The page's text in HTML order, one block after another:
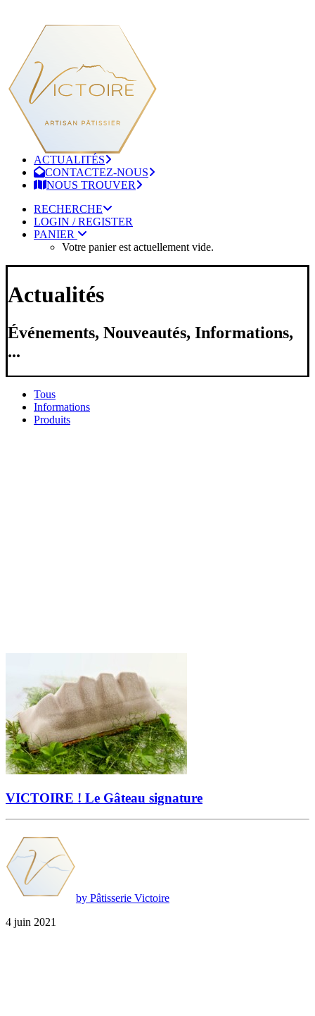
ACTUALITÉS
CONTACTEZ-NOUS
NOUS TROUVER
RECHERCHE
LOGIN / REGISTER
PANIER
Votre panier est actuellement vide.
Actualités
Événements, Nouveautés, Informations,
...
Tous
Informations
Produits
VICTOIRE ! Le Gâteau signature
by Pâtisserie Victoire
4 juin 2021